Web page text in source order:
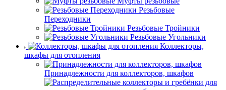
Резьбовые
Переходники
Резьбовые Тройники
Резьбовые Угольники
Коллекторы,
шкафы для отопления
Принадлежности для коллекторов, шкафов